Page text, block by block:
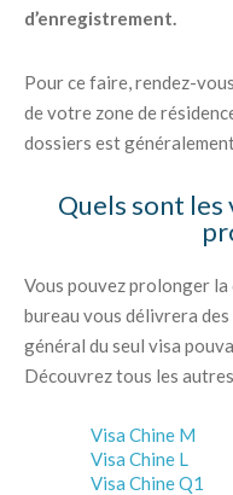
d’enregistrement.
Pour ce faire, rendez-
de votre zone de
dossiers est
Quels sont les
Vous pouvez prolonger
bureau vous délivrera
général du seul visa
Découvrez tous les
Visa Chine M
Visa Chine L
Visa Chine Q1